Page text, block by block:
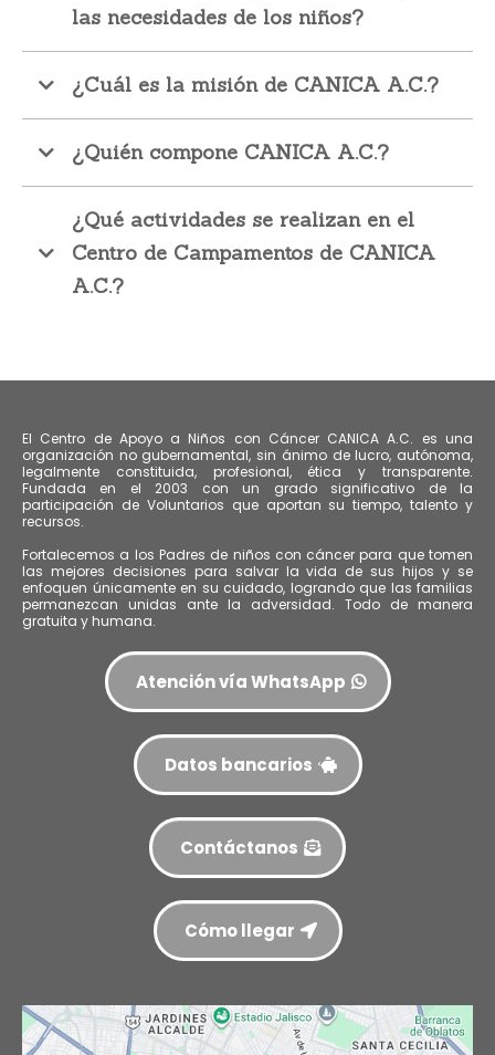
las necesidades de los niños?
¿Cuál es la misión de CANICA A.C.?
¿Quién compone CANICA A.C.?
¿Qué actividades se realizan en el
Centro de Campamentos de CANICA
A.C.?
El Centro de Apoyo a Niños con Cáncer CANICA A.C. es una
organización no gubernamental, sin ánimo de lucro, autónoma,
legalmente constituida, profesional, ética y transparente.
Fundada en el 2003 con un grado significativo de la
participación de Voluntarios que aportan su tiempo, talento y
recursos.
Fortalecemos a los Padres de niños con cáncer para que tomen
las mejores decisiones para salvar la vida de sus hijos y se
enfoquen únicamente en su cuidado, logrando que las familias
permanezcan unidas ante la adversidad. Todo de manera
gratuita y humana.
Atención vía WhatsApp
Datos bancarios
Contáctanos
Cómo llegar